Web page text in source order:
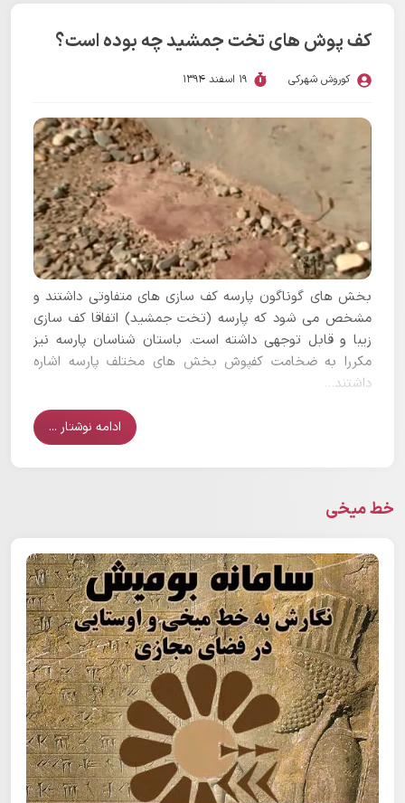
جمشید است.
کف پوش های تخت جمشید چه بوده است؟
کوروش شهرکی 19 اسفند 1394
بخش های گوناگون پارسه کف سازی های متفاوتی داشتند و
مشخص می شود که پارسه (تخت جمشید) اتفاقا کف سازی
زیبا و قابل توجهی داشته است. باستان شناسان پارسه نیز
مکررا به ضخامت کفپوش بخش های مختلف پارسه اشاره
داشتند...
ادامه نوشتار ...
خط میخی